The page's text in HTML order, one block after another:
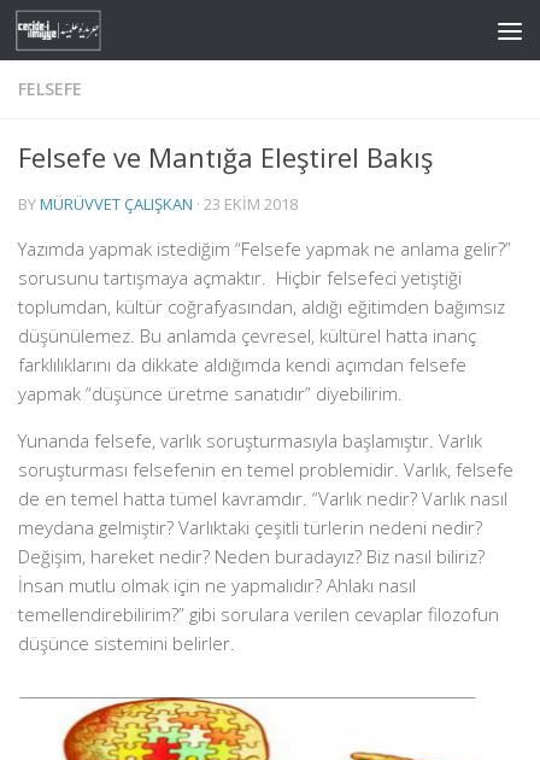
Skip to content
FELSEFE
Felsefe ve Mantığa Eleştirel Bakış
BYMÜRÜVVET ÇALIŞKAN · 23 EKIM 2018
Yazımda yapmak istediğim “Felsefe yapmak ne anlama gelir?”
sorusunu tartışmaya açmaktır. Hiçbir felsefeci yetiştiği
toplumdan, kültür coğrafyasından, aldığı eğitimden bağımsız
düşünülemez. Bu anlamda çevresel, kültürel hatta inanç
farklılıklarını da dikkate aldığımda kendi açımdan felsefe
yapmak “düşünce üretme sanatıdır” diyebilirim.
Yunanda felsefe, varlık soruşturmasıyla başlamıştır. Varlık
soruşturması felsefenin en temel problemidir. Varlık, felsefe
de en temel hatta tümel kavramdır. “Varlık nedir? Varlık nasıl
meydana gelmiştir? Varlıktaki çeşitli türlerin nedeni nedir?
Değişim, hareket nedir? Neden buradayız? Biz nasıl biliriz?
İnsan mutlu olmak için ne yapmalıdır? Ahlakı nasıl
temellendirebilirim?” gibi sorulara verilen cevaplar filozofun
düşünce sistemini belirler.